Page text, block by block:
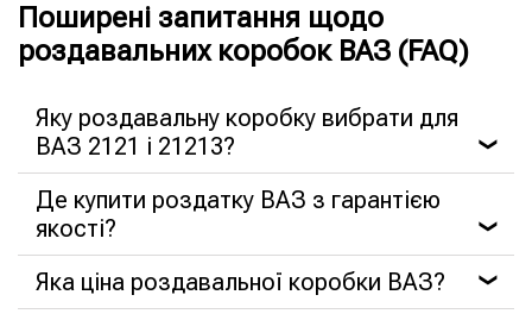
Поширені запитання щодо
роздавальних коробок ВАЗ (FAQ)
Яку роздавальну коробку вибрати для
ВАЗ 2121 і 21213?
❯
Де купити роздатку ВАЗ з гарантією
якості?
❯
Яка ціна роздавальної коробки ВАЗ? ❯